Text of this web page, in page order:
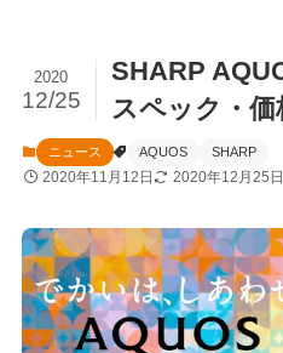
SHARP
スペック・
2020
12/25
ニュース AQUOS SHARP
2020年11月12日 2020年12月25日